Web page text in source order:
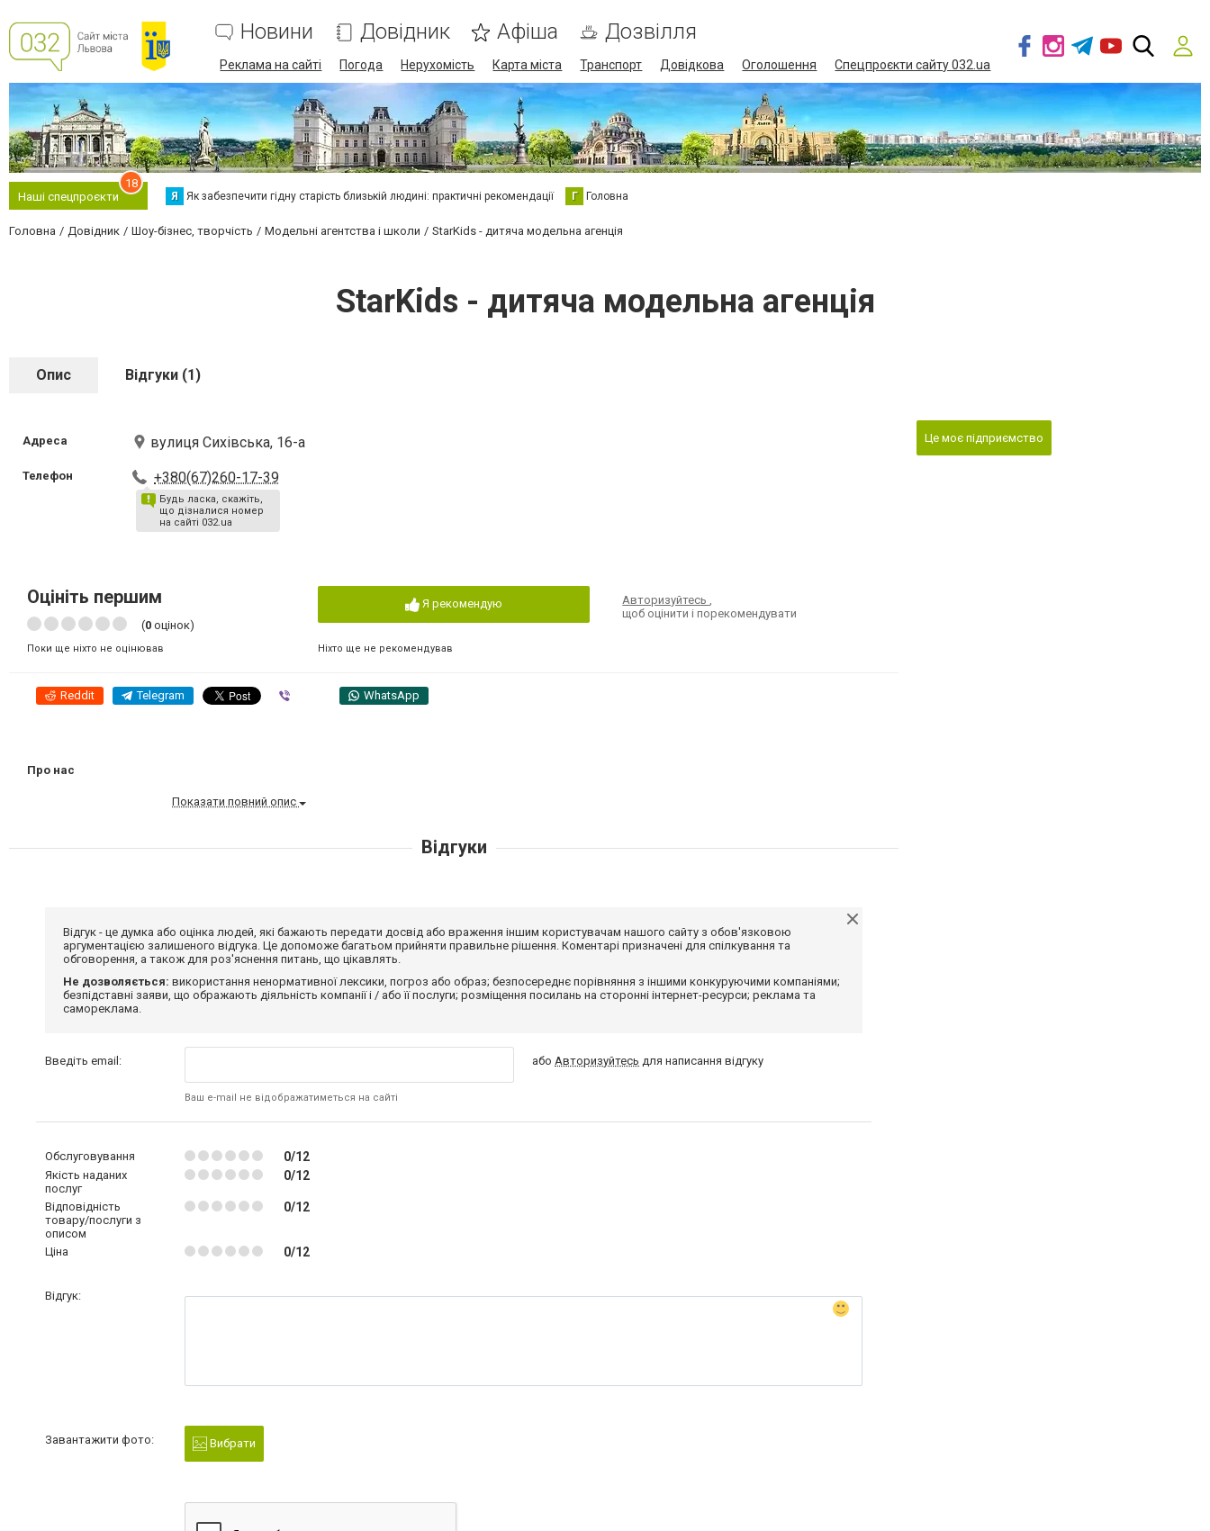
Новини Довідник Афіша Дозвілля
Реклама на сайті Погода Нерухомість Карта міста Транспорт Довідкова Оголошення Спецпроєкти сайту 032.ua
Наші спецпроєкти
18
Я Як забезпечити гідну старість близькій людині: практичні рекомендації Г Головна
Головна Довідник Шоу-бізнес, творчість Модельні агентства і школи StarKids - дитяча модельна агенція
StarKids - дитяча модельна агенція
Опис Відгуки (1)
Адреса вулиця Сихівська, 16-а
Телефон +380(67)260-17-39
Будь ласка, скажіть,
що дізналися номер
на сайті 032.ua
Оцініть першим
(0 оцінок)
Поки ще ніхто не оцінював
Я рекомендую
Ніхто ще не рекомендував
Авторизуйтесь,
щоб оцінити і порекомендувати
Reddit Telegram WhatsApp
Про нас
Показати повний опис
Це моє підприємство
Відгуки
Відгук - це думка або оцінка людей, які бажають передати досвід або враження іншим користувачам нашого сайту з обов'язковою
аргументацією залишеного відгука. Це допоможе багатьом прийняти правильне рішення. Коментарі призначені для спілкування та
обговорення, а також для роз'яснення питань, що цікавлять.
Не дозволяється: використання ненормативної лексики, погроз або образ; безпосереднє порівняння з іншими конкуруючими компаніями;
безпідставні заяви, що ображають діяльність компанії і / або її послуги; розміщення посилань на сторонні інтернет-ресурси; реклама та
самореклама.
Введіть email:
Ваш e-mail не відображатиметься на сайті
або Авторизуйтесь для написання відгуку
Обслуговування 0/12
Якість наданих
послуг
0/12
Відповідність
товару/послуги з
описом
0/12
Ціна 0/12
Відгук:
Завантажити фото: Вибрати